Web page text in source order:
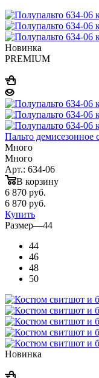
Новинка
PREMIUM
Пальто демисезонное
Много
Много
Арт.: 634-06
В корзину
6 870 руб.
6 870 руб.
Купить
Размер—44
44
46
48
50
Новинка